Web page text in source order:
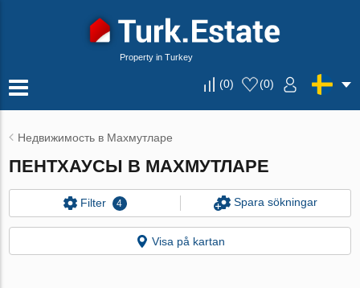
Property in Turkey
(0) (0)
Недвижимость в Махмутларе
ПЕНТХАУСЫ В МАХМУТЛАРЕ
Filter 4 Spara sökningar
Visa på kartan